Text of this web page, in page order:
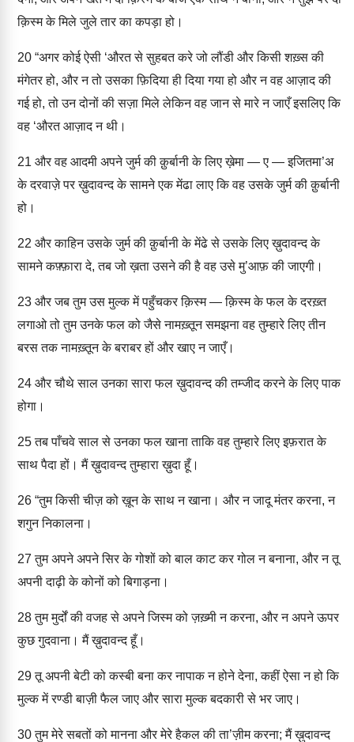
क़िस्म के मिले जुले तार का कपड़ा हो।
20 “अगर कोई ऐसी ‘औरत से सुहबत करे जो लौंडी और किसी शख़्स की
मंगेतर हो, और न तो उसका फ़िदिया ही दिया गया हो और न वह आज़ाद की
गई हो, तो उन दोनों की सज़ा मिले लेकिन वह जान से मारे न जाएँ इसलिए कि
वह ‘औरत आज़ाद न थी।
21 और वह आदमी अपने जुर्म की क़ुर्बानी के लिए ख़ेमा — ए — इजितमा’अ
के दरवाज़े पर ख़ुदावन्द के सामने एक मेंढा लाए कि वह उसके जुर्म की क़ुर्बानी
हो।
22 और काहिन उसके जुर्म की क़ुर्बानी के मेंढे से उसके लिए ख़ुदावन्द के
सामने कफ़्फ़ारा दे, तब जो ख़ता उसने की है वह उसे मु’आफ़ की जाएगी।
23 और जब तुम उस मुल्क में पहुँचकर क़िस्म — क़िस्म के फल के दरख़्त
लगाओ तो तुम उनके फल को जैसे नामख़्तून समझना वह तुम्हारे लिए तीन
बरस तक नामख़्तून के बराबर हों और खाए न जाएँ।
24 और चौथे साल उनका सारा फल ख़ुदावन्द की तम्जीद करने के लिए पाक
होगा।
25तब पाँचवे साल से उनका फल खाना ताकि वह तुम्हारे लिए इफ़रात के
साथ पैदा हों। मैं ख़ुदावन्द तुम्हारा ख़ुदा हूँ।
26 “तुम किसी चीज़ को ख़ून के साथ न खाना। और न जादू मंतर करना, न
शगुन निकालना।
27 तुम अपने अपने सिर के गोशों को बाल काट कर गोल न बनाना, और न तू
अपनी दाढ़ी के कोनों को बिगाड़ना।
28तुम मुर्दों की वजह से अपने जिस्म को ज़ख़्मी न करना, और न अपने ऊपर
कुछ गुदवाना। मैं ख़ुदावन्द हूँ।
29तू अपनी बेटी को कस्बी बना कर नापाक न होने देना, कहीं ऐसा न हो कि
मुल्क में रण्डी बाज़ी फैल जाए और सारा मुल्क बदकारी से भर जाए।
30तुम मेरे सबतों को मानना और मेरे हैकल की ता’ज़ीम करना; मैं ख़ुदावन्द